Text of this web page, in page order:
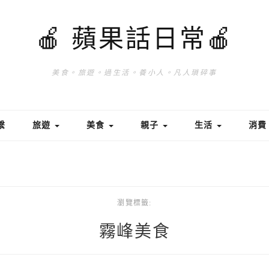
🍎 蘋果話日常🍎
美食。旅遊。過生活。養小人。凡人瑣碎事
旅遊 美食 親子 生活 消費
瀏覽標籤:
霧峰美食